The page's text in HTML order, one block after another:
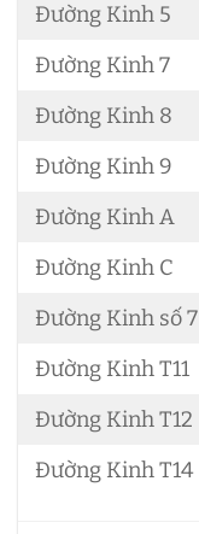
Đường Kinh 5
Đường Kinh 7
Đường Kinh 8
Đường Kinh 9
Đường Kinh A
Đường Kinh C
Đường Kinh số 7
Đường Kinh T11
Đường Kinh T12
Đường Kinh T14